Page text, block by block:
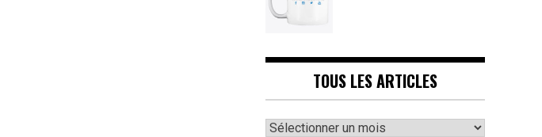
TOUS LES ARTICLES
Tous